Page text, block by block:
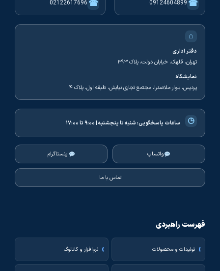
☎
09124604899
☎
02122617696
⌂
دفتر اداری
تهران، قلهک، خیابان دولت، پلاک ۳۹۳
نمایشگاه
پردیس، بلوار ملاصدرا، مجتمع تجاری نیایش، طبقه اول، پلاک ۴
◷ ساعات پاسخگویی:شنبه تا پنجشنبه | ۹:۰۰ تا ۱۷:۰۰
واتساپ اینستاگرام
تماس با ما
فهرست راهبردی
تولیدات و محصولات نرم‌افزار و کاتالوگ